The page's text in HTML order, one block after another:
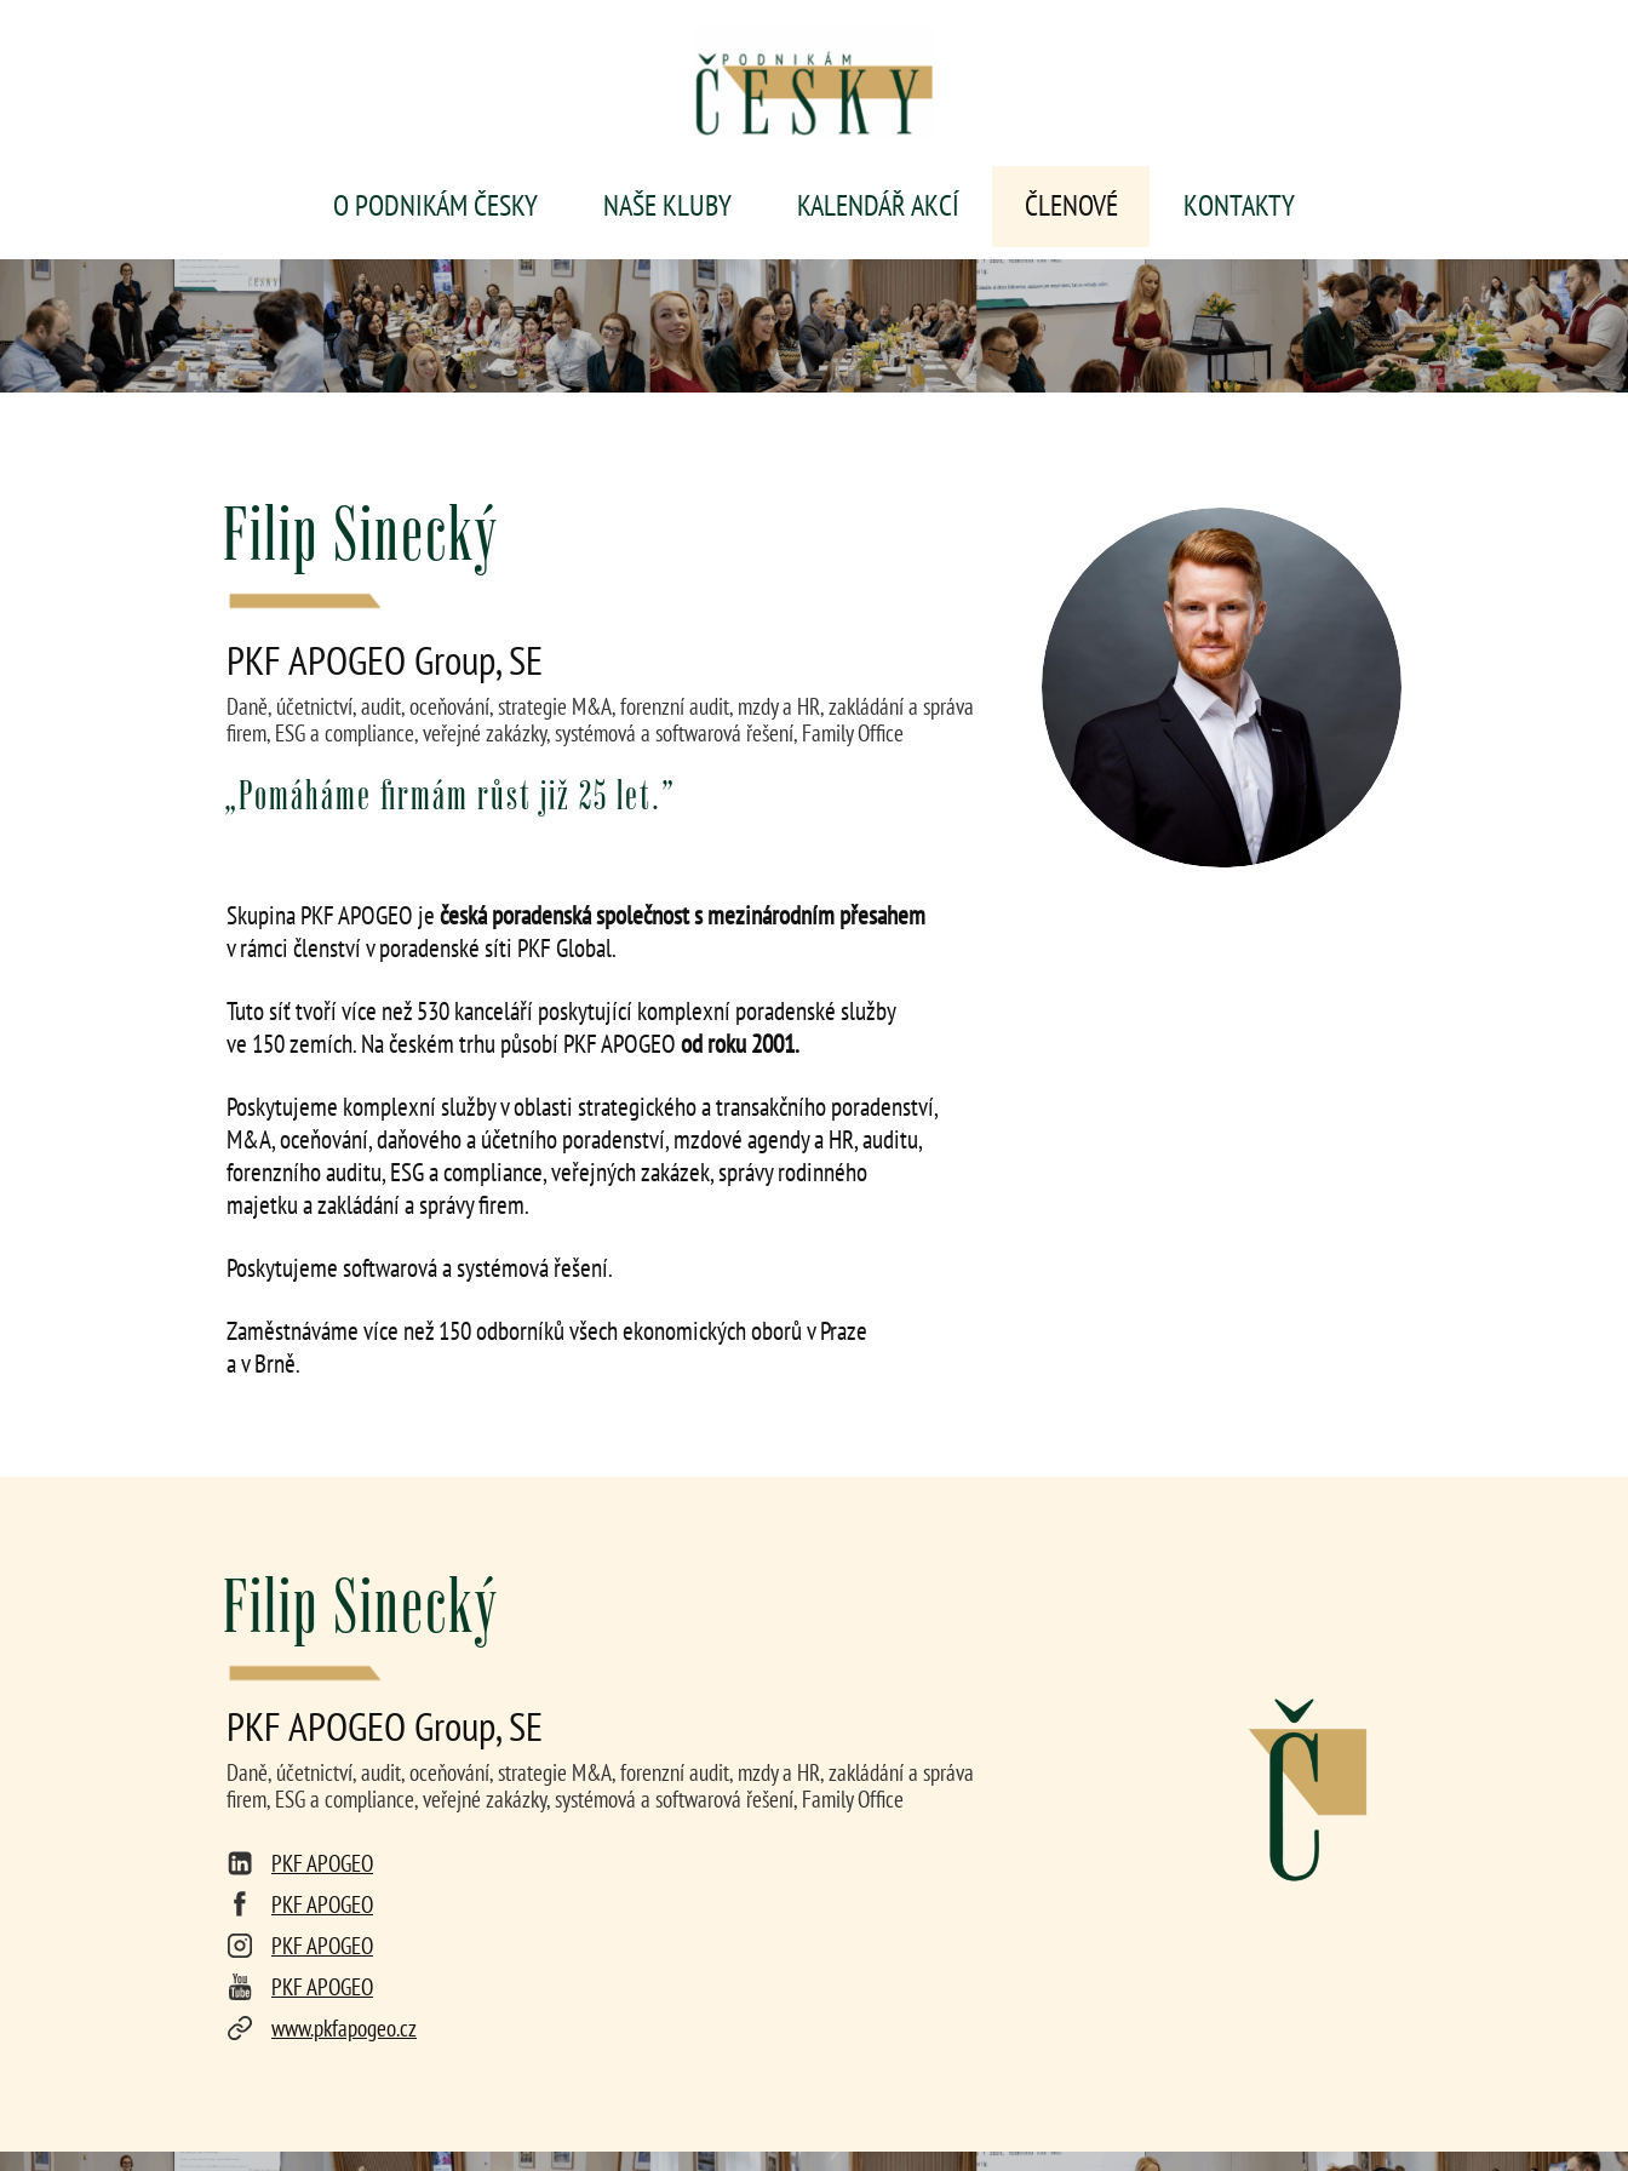
O PODNIKÁM ČESKY NAŠE KLUBY KALENDÁŘ AKCÍ ČLENOVÉ KONTAKTY
Filip Sinecký
PKF APOGEO Group, SE
Daně, účetnictví, audit, oceňování, strategie M&A, forenzní audit, mzdy a HR, zakládání a správa
firem, ESG a compliance, veřejné zakázky, systémová a softwarová řešení, Family Office
„Pomáháme firmám růst již 25 let.”
Skupina PKF APOGEO ječeská poradenská společnost s mezinárodním přesahem
v rámci členství v poradenské síti PKF Global.
Tuto síť tvoří více než 530 kanceláří poskytující komplexní poradenské služby
ve 150 zemích. Na českém trhu působí PKF APOGEOod roku 2001.
Poskytujeme komplexní služby v oblasti strategického a transakčního poradenství,
M&A, oceňování, daňového a účetního poradenství, mzdové agendy a HR, auditu,
forenzního auditu, ESG a compliance, veřejných zakázek, správy rodinného
majetku a zakládání a správy firem.
Poskytujeme softwarová a systémová řešení.
Zaměstnáváme více než 150 odborníků všech ekonomických oborů v Praze
a v Brně.
Filip Sinecký
PKF APOGEO Group, SE
Daně, účetnictví, audit, oceňování, strategie M&A, forenzní audit, mzdy a HR, zakládání a správa
firem, ESG a compliance, veřejné zakázky, systémová a softwarová řešení, Family Office
PKF APOGEO
PKF APOGEO
PKF APOGEO
PKF APOGEO
www.pkfapogeo.cz